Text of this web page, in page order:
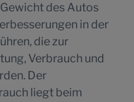
des Autos
in der
die zur
Verbrauch und
Der
liegt beim